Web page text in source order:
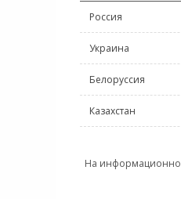
Россия
Украина
Белоруссия
Казахстан
На